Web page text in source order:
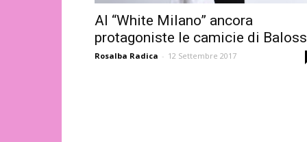
Al “White Milano” ancora
protagoniste le camicie di
Rosalba Radica - 12 Settembre 2017